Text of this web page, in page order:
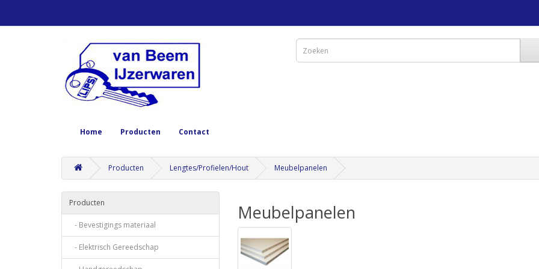
Home Producten Contact
Producten Lengtes/Profielen/Hout Meubelpanelen
Producten
- Bevestigings materiaal
- Elektrisch Gereedschap
Meubelpanelen